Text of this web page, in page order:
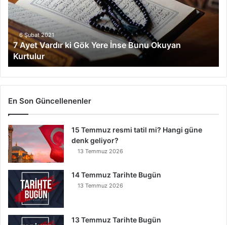
Gök
Yere
İnse
Bunu
Okuyan
Kurtulur
6 Şubat 2021
7 Ayet Vardır ki Gök Yere İnse Bunu Okuyan
Kurtulur
En Son Güncellenenler
15 Temmuz resmi tatil mi? Hangi güne
denk geliyor?
13 Temmuz 2026
14 Temmuz Tarihte Bugün
13 Temmuz 2026
13 Temmuz Tarihte Bugün